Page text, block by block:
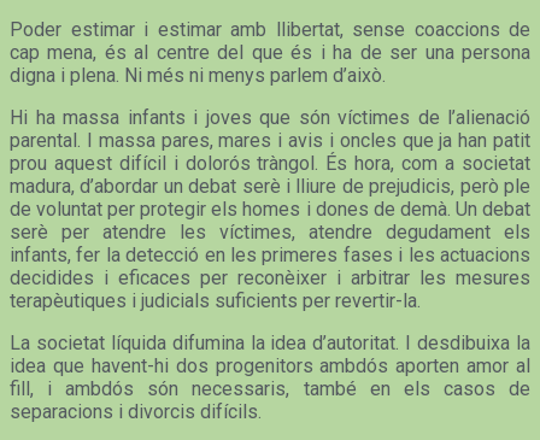
Poder estimar i estimar amb llibertat, sense coaccions de
cap mena, és al centre del que és i ha de ser una persona
digna i plena. Ni més ni menys parlem d’això.
Hi ha massa infants i joves que són víctimes de l’alienació
parental. I massa pares, mares i avis i oncles que ja han patit
prou aquest difícil i dolorós tràngol. És hora, com a societat
madura, d’abordar un debat serè i lliure de prejudicis, però ple
de voluntat per protegir els homes i dones de demà. Un debat
serè per atendre les víctimes, atendre degudament els
infants, fer la detecció en les primeres fases i les actuacions
decidides i eficaces per reconèixer i arbitrar les mesures
terapèutiques i judicials suficients per revertir-la.
La societat líquida difumina la idea d’autoritat. I desdibuixa la
idea que havent-hi dos progenitors ambdós aporten amor al
fill, i ambdós són necessaris, també en els casos de
separacions i divorcis difícils.